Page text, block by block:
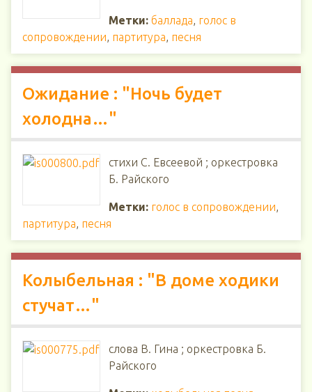
Метки: баллада, голос в
сопровождении, партитура, песня
Ожидание : "Ночь будет
холодна…"
стихи С. Евсеевой ; оркестровка
Б. Райского
Метки: голос в сопровождении,
партитура, песня
Колыбельная : "В доме ходики
стучат…"
слова В. Гина ; оркестровка Б.
Райского